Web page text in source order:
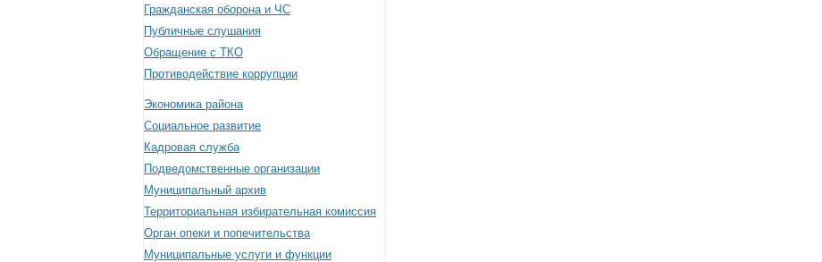
Гражданская оборона и ЧС
Публичные слушания
Обращение с ТКО
Противодействие коррупции
Экономика района
Социальное развитие
Кадровая служба
Подведомственные организации
Муниципальный архив
Территориальная избирательная комиссия
Орган опеки и попечительства
Муниципальные услуги и функции